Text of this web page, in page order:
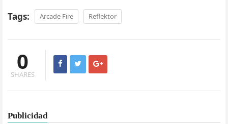
Tags: Arcade Fire Reflektor
0
SHARES
Publicidad